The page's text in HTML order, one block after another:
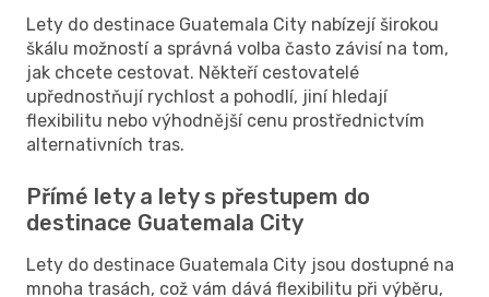
Lety do destinace Guatemala City nabízejí širokou
škálu možností a správná volba často závisí na tom,
jak chcete cestovat. Někteří cestovatelé
upřednostňují rychlost a pohodlí, jiní hledají
flexibilitu nebo výhodnější cenu prostřednictvím
alternativních tras.
Přímé lety a lety s přestupem do
destinace Guatemala City
Lety do destinace Guatemala City jsou dostupné na
mnoha trasách, což vám dává flexibilitu při výběru,